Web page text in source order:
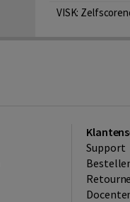
VISK:
Support